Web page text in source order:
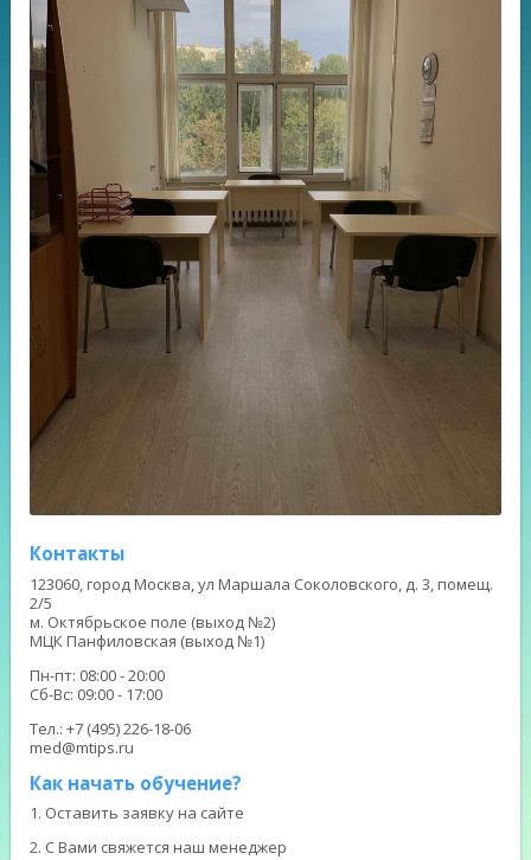
Контакты
123060, город Москва, ул Маршала Соколовского, д. 3, помещ.
2/5
м. Октябрьское поле (выход №2)
МЦК Панфиловская (выход №1)
Пн-пт: 08:00 - 20:00
Сб-Вс: 09:00 - 17:00
Тел.: +7 (495) 226-18-06
med@mtips.ru
Как начать обучение?
1. Оставить заявку на сайте
2. С Вами свяжется наш менеджер